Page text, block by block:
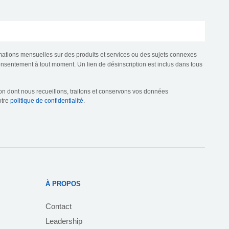
mensuelles sur des produits et services ou des sujets connexes
à tout moment. Un lien de désinscription est inclus dans tous
dont nous recueillons, traitons et conservons vos données
politique de confidentialité.
À PROPOS
Contact
Leadership